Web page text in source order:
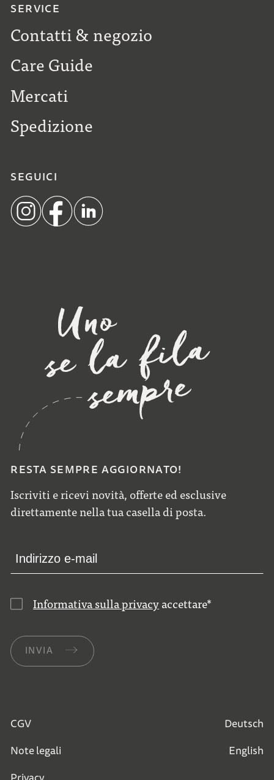
RESTA SEMPRE AGGIORNATO!
Iscriviti e ricevi novità, offerte ed esclusive
direttamente nella tua casella di posta.
Informativa sulla privacy accettare*
INVIA
SERVICE
Contatti & negozio
Care Guide
Mercati
Spedizione
SEGUICI
CGV
Note legali
Deutsch
English